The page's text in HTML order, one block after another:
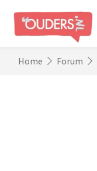
Home Forum